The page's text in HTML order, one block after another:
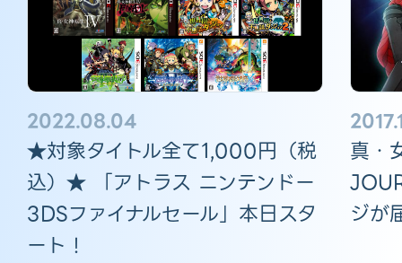
2022.08.04
★対象タイトル全て1,000円（税
込）★ 「アトラス ニンテンドー
3DSファイナルセール」本日スタ
ート！
真・
ジが